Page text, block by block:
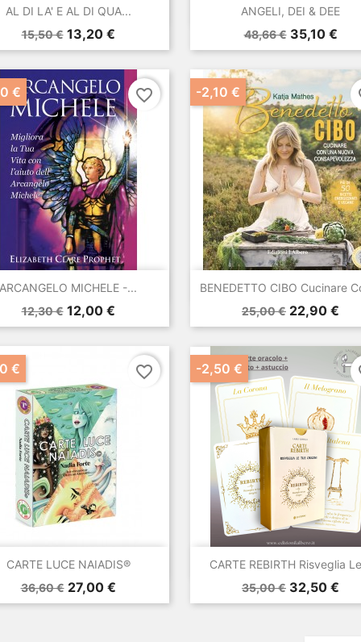
AL DI LA' E AL DI QUA...
Prezzo
base
15,50 € Prezzo
13,20 €
Anteprima ANGELI, DEI & DEE
Prezzo
base
48,66 € Prezzo
35,10 €
Anteprima
ARCANGELO MICHELE -...
Prezzo
base
12,30 € Prezzo
12,00 €
€
Anteprima
favorite_border
BENEDETTO CIBO Cucinare
Prezzo
base
25,00 € Prezzo
22,90 €
-2,10 €
 Anteprima
CARTE LUCE NAIADIS®
Prezzo
base
36,60 € Prezzo
27,00 €
€
 Anteprima
favorite_border
CARTE REBIRTH Risveglia
Prezzo
base
35,00 € Prezzo
32,50 €
-2,50 €
Anteprima